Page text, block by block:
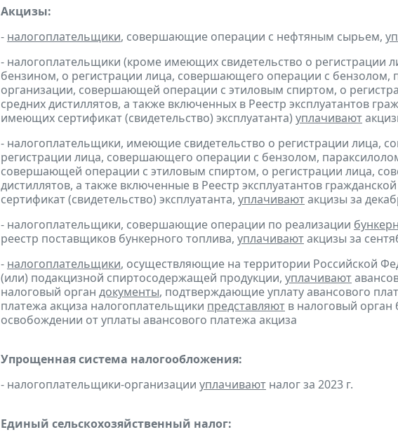
Акцизы:
- налогоплательщики, совершающие операции с нефтяным сырьем,
- налогоплательщики (кроме имеющих свидетельство о
бензином, о регистрации лица, совершающего операции с бензолом,
организации, совершающей операции с этиловым спиртом, о
средних дистиллятов, а также включенных в Реестр эксплуатантов
имеющих сертификат (свидетельство) эксплуатанта) уплачивают
- налогоплательщики, имеющие свидетельство о регистрации
регистрации лица, совершающего операции с бензолом,
совершающей операции с этиловым спиртом, о регистрации лица,
дистиллятов, а также включенные в Реестр эксплуатантов
сертификат (свидетельство) эксплуатанта, уплачиваютакцизы за
- налогоплательщики, совершающие операции по реализации
реестр поставщиков бункерного топлива, уплачиваютакцизы за
- налогоплательщики, осуществляющие на территории Российской
(или) подакцизной спиртосодержащей продукции, уплачивают
налоговый орган документы, подтверждающие уплату авансового
платежа акциза налогоплательщики представляют в налоговый орган
освобождении от уплаты авансового платежа акциза
Упрощенная система налогообложения:
- налогоплательщики-организации уплачивают налог за 2023 г.
Единый сельскохозяйственный налог: